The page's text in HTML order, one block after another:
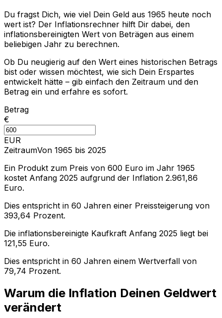
Du fragst Dich, wie viel Dein Geld aus 1965 heute noch
wert ist? Der Inflationsrechner hilft Dir dabei, den
inflationsbereinigten Wert von Beträgen aus einem
beliebigen Jahr zu berechnen.
Ob Du neugierig auf den Wert eines historischen Betrags
bist oder wissen möchtest, wie sich Dein Erspartes
entwickelt hätte – gib einfach den Zeitraum und den
Betrag ein und erfahre es sofort.
Betrag
€
EUR
ZeitraumVon 1965 bis 2025
Ein Produkt zum Preis von 600 Euro im Jahr 1965
kostet Anfang 2025 aufgrund der Inflation 2.961,86
Euro.
Dies entspricht in 60 Jahren einer Preissteigerung von
393,64 Prozent.
Die inflationsbereinigte Kaufkraft Anfang 2025 liegt bei
121,55 Euro.
Dies entspricht in 60 Jahren einem Wertverfall von
79,74 Prozent.
Warum die Inflation Deinen Geldwert
verändert